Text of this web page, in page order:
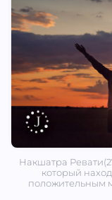
Накшатра
который
положительным